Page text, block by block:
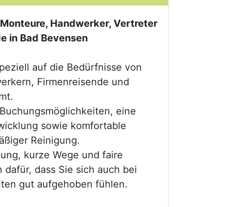
Handwerker, Vertreter
in Bad Bevensen
auf die Bedürfnisse von
Firmenreisende und
eine
sowie komfortable
Reinigung.
kurze Wege und faire
dafür, dass Sie sich auch bei
gut aufgehoben fühlen.